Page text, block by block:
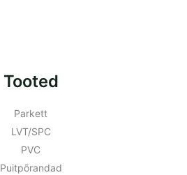
Tooted
Parkett
LVT/SPC
PVC
Puitpõrandad